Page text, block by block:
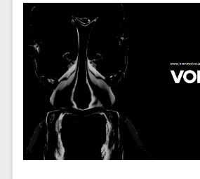
電話認証サービス>
UTM>
業務全般
業務標準化ツール>
FAX配信システム>
FAX受信サービス>
帳票配信サービス>
問い合わせ管
コールセンタ
チャットボッ